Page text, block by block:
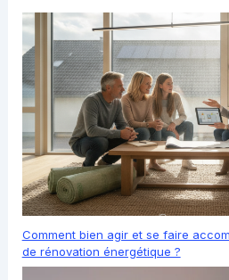
Comment bien agir et se faire
de rénovation énergétique ?